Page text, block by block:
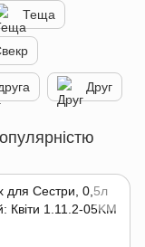
Теща
Друг